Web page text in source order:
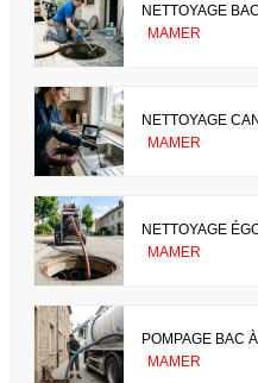
NETTOYAGE
MAMER
NETTOYAGE
MAMER
NETTOYAGE
MAMER
POMPAGE BAC
MAMER